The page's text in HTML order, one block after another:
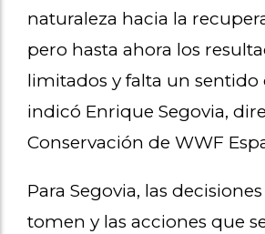
naturaleza hacia la
pero hasta ahora los
limitados y falta un sentido
indicó Enrique Segovia,
Conservación de WWF
Para Segovia, las
tomen y las acciones que